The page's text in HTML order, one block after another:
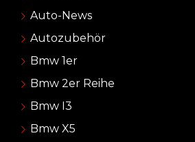
Auto-News
Autozubehör
Bmw 1er
Bmw 2er Reihe
Bmw I3
Bmw X5